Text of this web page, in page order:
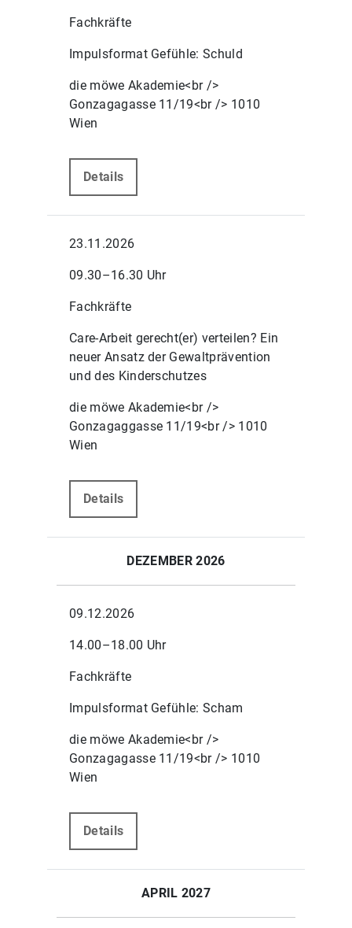
Fachkräfte
Impulsformat Gefühle: Schuld
die möwe Akademie<br />
Gonzagagasse 11/19<br /> 1010
Wien
Details
23.11.2026
09.30–16.30 Uhr
Fachkräfte
Care-Arbeit gerecht(er) verteilen? Ein
neuer Ansatz der Gewaltprävention
und des Kinderschutzes
die möwe Akademie<br />
Gonzagaggasse 11/19<br /> 1010
Wien
Details
DEZEMBER 2026
09.12.2026
14.00–18.00 Uhr
Fachkräfte
Impulsformat Gefühle: Scham
die möwe Akademie<br />
Gonzagagasse 11/19<br /> 1010
Wien
Details
APRIL 2027